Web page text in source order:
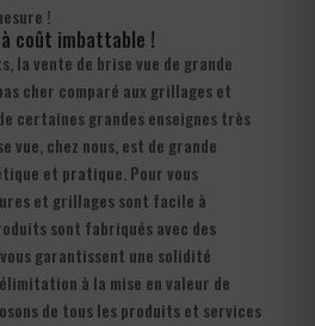
!
coût imbattable !
la vente de brise vue de grande
cher comparé aux grillages et
certaines grandes enseignes très
vue, chez nous, est de grande
et pratique. Pour vous
et grillages sont facile à
sont fabriqués avec des
garantissent une solidité
à la mise en valeur de
de tous les produits et services